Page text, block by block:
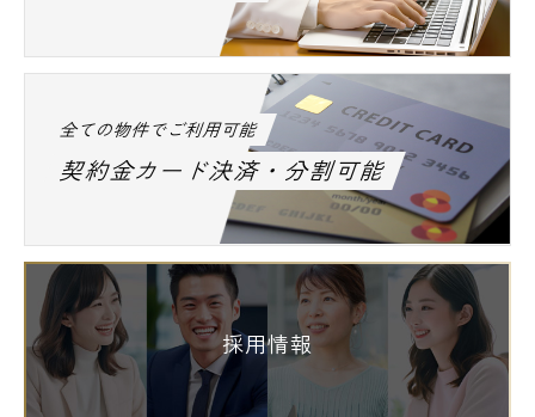
全ての物件でご利用可能
契約金カード決済・分割可能
採用情報